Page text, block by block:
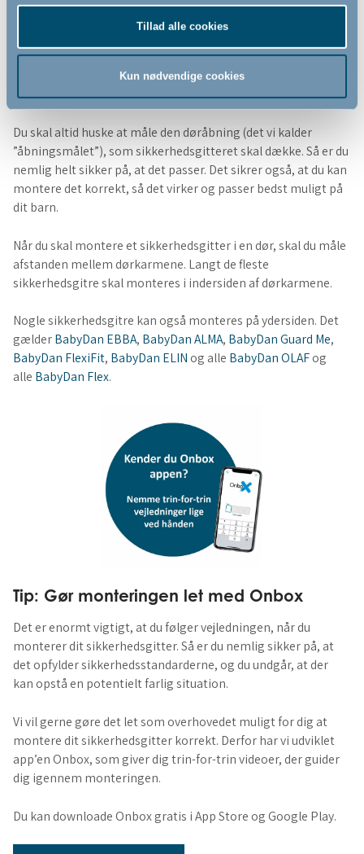
Tillad alle cookies
Kun nødvendige cookies
Husk at måle!
Du skal altid huske at måle den døråbning (det vi kalder
”åbningsmålet”), som sikkerhedsgitteret skal dække. Så er du
nemlig helt sikker på, at det passer. Det sikrer også, at du kan
montere det korrekt, så det virker og passer bedst muligt på
dit barn.
Når du skal montere et sikkerhedsgitter i en dør, skal du måle
afstanden mellem dørkarmene. Langt de fleste
sikkerhedsgitre skal monteres i indersiden af dørkarmene.
Nogle sikkerhedsgitre kan også monteres på ydersiden. Det
gælderBabyDan EBBA, BabyDan ALMA, BabyDan Guard Me,
BabyDan FlexiFit, BabyDan ELIN og alle BabyDan OLAFog
alle BabyDan Flex.
Tip: Gør monteringen let med Onbox
Det er enormt vigtigt, at du følger vejledningen, når du
monterer dit sikkerhedsgitter. Så er du nemlig sikker på, at
det opfylder sikkerhedsstandarderne, og du undgår, at der
kan opstå en potentielt farlig situation.
Vi vil gerne gøre det let som overhovedet muligt for dig at
montere dit sikkerhedsgitter korrekt. Derfor har vi udviklet
app’en Onbox, som giver dig trin-for-trin videoer, der guider
dig igennem monteringen.
Du kan downloade Onbox gratis i App Store og Google Play.